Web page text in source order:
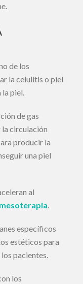
de los
la celulitis o piel
la piel.
de gas
circulación
producir la
una piel
al
.
específicos
estéticos para
pacientes.
los